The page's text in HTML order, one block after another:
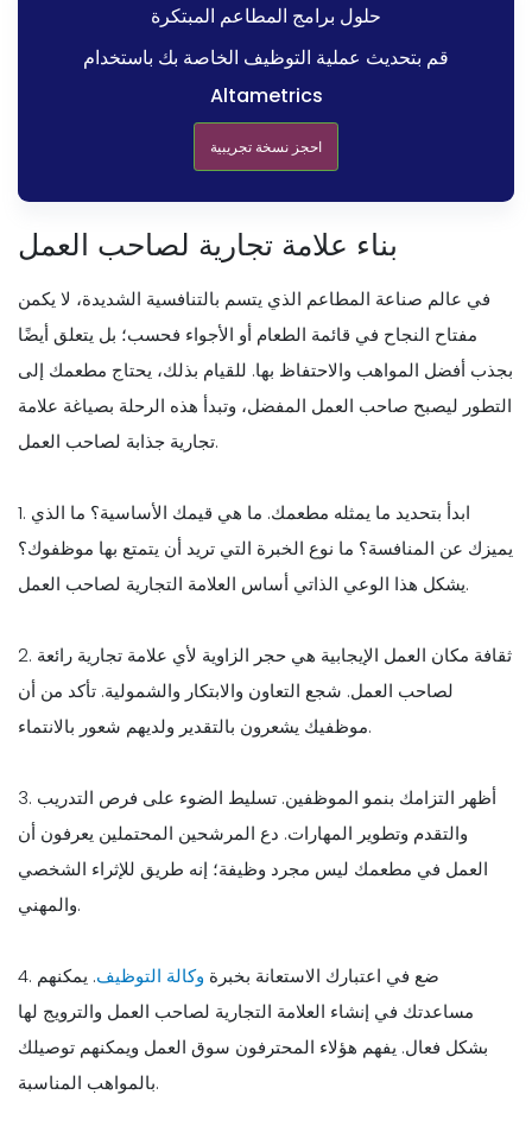
حلول برامج المطاعم المبتكرة
قم بتحديث عملية التوظيف الخاصة بك باستخدام
Altametrics
احجز نسخة تجريبية
بناء علامة تجارية لصاحب العمل
في عالم صناعة المطاعم الذي يتسم بالتنافسية الشديدة، لا يكمن
مفتاح النجاح في قائمة الطعام أو الأجواء فحسب؛ بل يتعلق أيضًا
بجذب أفضل المواهب والاحتفاظ بها. للقيام بذلك، يحتاج مطعمك إلى
التطور ليصبح صاحب العمل المفضل، وتبدأ هذه الرحلة بصياغة علامة
تجارية جذابة لصاحب العمل.
1. ابدأ بتحديد ما يمثله مطعمك. ما هي قيمك الأساسية؟ ما الذي
يميزك عن المنافسة؟ ما نوع الخبرة التي تريد أن يتمتع بها موظفوك؟
يشكل هذا الوعي الذاتي أساس العلامة التجارية لصاحب العمل.
2. ثقافة مكان العمل الإيجابية هي حجر الزاوية لأي علامة تجارية رائعة
لصاحب العمل. شجع التعاون والابتكار والشمولية. تأكد من أن
موظفيك يشعرون بالتقدير ولديهم شعور بالانتماء.
3. أظهر التزامك بنمو الموظفين. تسليط الضوء على فرص التدريب
والتقدم وتطوير المهارات. دع المرشحين المحتملين يعرفون أن
العمل في مطعمك ليس مجرد وظيفة؛ إنه طريق للإثراء الشخصي
والمهني.
4. ضع في اعتبارك الاستعانة بخبرة وكالة التوظيف. يمكنهم
مساعدتك في إنشاء العلامة التجارية لصاحب العمل والترويج لها
بشكل فعال. يفهم هؤلاء المحترفون سوق العمل ويمكنهم توصيلك
بالمواهب المناسبة.